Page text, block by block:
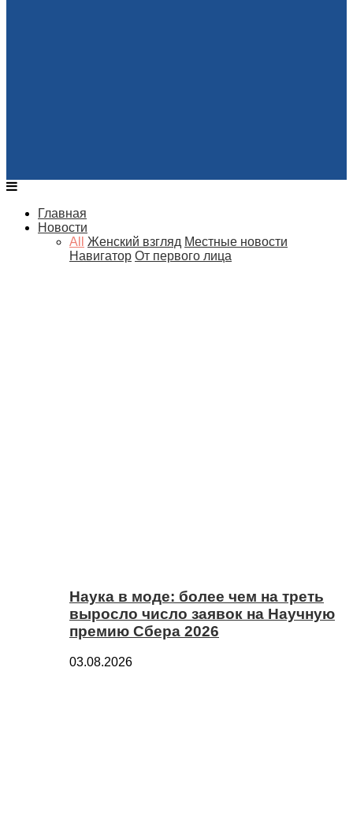
Главная
Новости
All
Женский взгляд Местные новости
Навигатор От первого лица
Наука в моде: более чем на треть
выросло число заявок на Научную
премию Сбера 2026
03.08.2026